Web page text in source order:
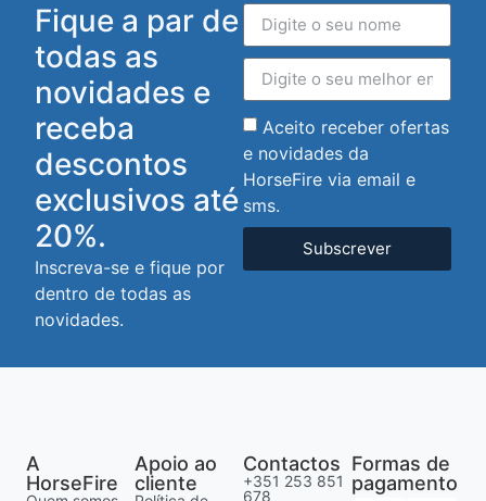
Fique a par de
todas as
novidades e
receba
descontos
exclusivos até
20%.
Inscreva-se e fique por
dentro de todas as
novidades.
Aceito receber ofertas
e novidades da
HorseFire via email e
sms.
Subscrever
A
HorseFire
Apoio ao
cliente
Contactos
+351 253 851
678
Formas de
pagamento